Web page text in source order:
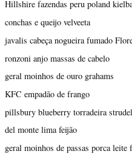
Hillshire fazendas peru poland
conchas e queijo velveeta
javalis cabeça nogueira fumado
ronzoni anjo massas de cabelo
geral moinhos de ouro grahams
KFC empadão de frango
pillsbury blueberry torradeira strudel
del monte lima feijão
geral moinhos de passas porca leite